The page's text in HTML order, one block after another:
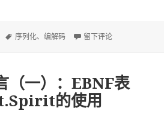
标
序列化、编解码 于数据编解码及序列化
留下评论
（一）：EBNF表
的使用